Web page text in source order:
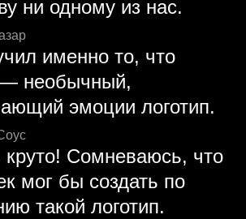
ни одному из нас.
именно то, что
— необычный,
эмоции логотип.
Сомневаюсь, что
мог бы создать по
такой логотип.